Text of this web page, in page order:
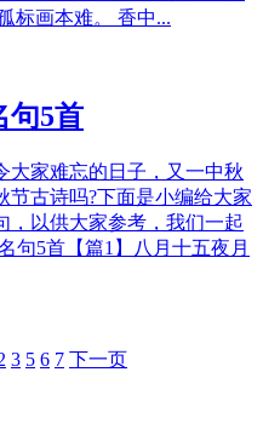
标画本难。 香中...
句5首
大家难忘的日子，又一中秋
节古诗吗?下面是小编给大家
，以供大家参考，我们一起
句5首【篇1】八月十五夜月
3 5 6 7 下一页